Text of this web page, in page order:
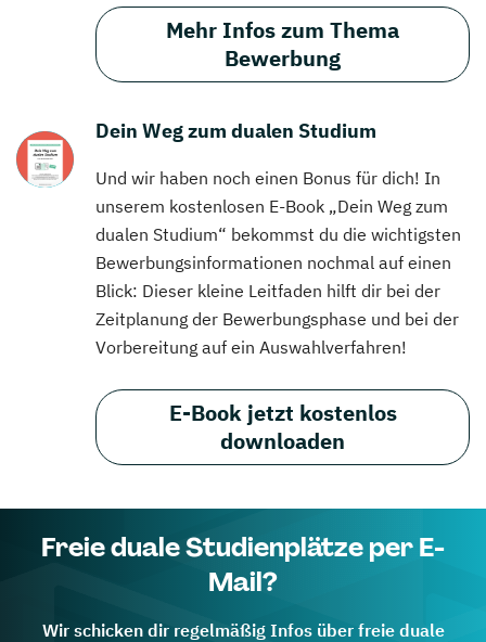
Mehr Infos zum Thema
Bewerbung
Dein Weg zum dualen Studium
Und wir haben noch einen Bonus für dich! In
unserem kostenlosen E-Book „Dein Weg zum
dualen Studium“ bekommst du die wichtigsten
Bewerbungsinformationen nochmal auf einen
Blick: Dieser kleine Leitfaden hilft dir bei der
Zeitplanung der Bewerbungsphase und bei der
Vorbereitung auf ein Auswahlverfahren!
E-Book jetzt kostenlos
downloaden
Freie duale Studienplätze per E-
Mail?
Wir schicken dir regelmäßig Infos über freie duale